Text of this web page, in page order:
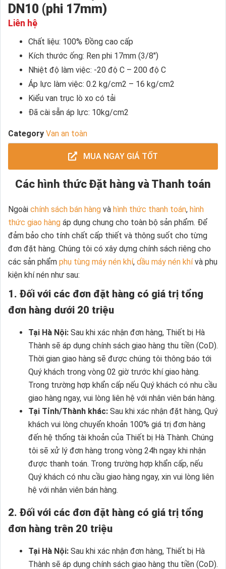
DN10 (phi 17mm)
Liên hệ
Chất liệu: 100% Đồng cao cấp
Kích thước ống: Ren phi 17mm (3/8″)
Nhiệt độ làm việc: -20 độ C – 200 độ C
Áp lực làm việc: 0.2 kg/cm2 – 16 kg/cm2
Kiểu van trục lò xo có tải
Đã cài sẵn áp lực: 10kg/cm2
Category Van an toàn
MUA NGAY GIÁ TỐT
Các hình thức Đặt hàng và Thanh toán
Ngoài chính sách bán hàng và hình thức thanh toán, hình
thức giao hàng áp dụng chung cho toàn bộ sản phẩm. Để
đảm bảo cho tính chất cấp thiết và thông suốt cho từng
đơn đặt hàng. Chúng tôi có xây dựng chính sách riêng cho
các sản phẩm phụ tùng máy nén khí, dầu máy nén khívà phụ
kiện khí nén như sau:
1. Đối với các đơn đặt hàng có giá trị tổng
đơn hàng dưới 20 triệu
Tại Hà Nội: Sau khi xác nhận đơn hàng, Thiết bị Hà
Thành sẽ áp dụng chính sách giao hàng thu tiền (CoD).
Thời gian giao hàng sẽ được chúng tôi thông báo tới
Quý khách trong vòng 02 giờ trước khí giao hàng.
Trong trường hợp khẩn cấp nếu Quý khách có nhu cầu
giao hàng ngay, vui lòng liên hệ với nhân viên bán hàng.
Tại Tỉnh/Thành khác: Sau khi xác nhận đặt hàng, Quý
khách vui lòng chuyển khoản 100% giá trị đơn hàng
đến hệ thống tài khoản của Thiết bị Hà Thành. Chúng
tôi sẽ xử lý đơn hàng trong vòng 24h ngay khi nhận
được thanh toán. Trong trường hợp khẩn cấp, nếu
Quý khách có nhu cầu giao hàng ngay, xin vui lòng liên
hệ với nhân viên bán hàng.
2. Đối với các đơn đặt hàng có giá trị tổng
đơn hàng trên 20 triệu
Tại Hà Nội: Sau khi xác nhận đơn hàng, Thiết bị Hà
Thành sẽ áp dụng chính sách giao hàng thu tiền (CoD).